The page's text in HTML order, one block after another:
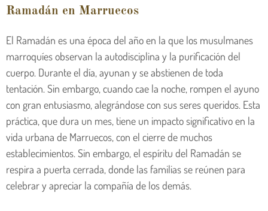
Ramadán en Marruecos
El Ramadán es una época del año en la que los musulmanes
marroquíes observan la autodisciplina y la purificación del
cuerpo. Durante el día, ayunan y se abstienen de toda
tentación. Sin embargo, cuando cae la noche, rompen el ayuno
con gran entusiasmo, alegrándose con sus seres queridos. Esta
práctica, que dura un mes, tiene un impacto significativo en la
vida urbana de Marruecos, con el cierre de muchos
establecimientos. Sin embargo, el espíritu del Ramadán se
respira a puerta cerrada, donde las familias se reúnen para
celebrar y apreciar la compañía de los demás.